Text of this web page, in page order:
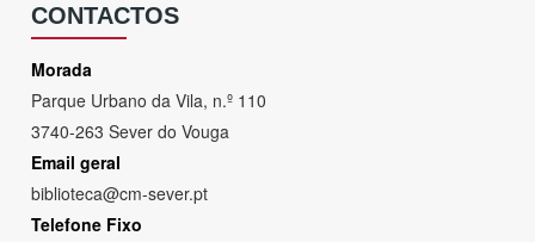
CONTACTOS
Morada
Parque Urbano da Vila, n.º 110
3740-263 Sever do Vouga
Email geral
biblioteca@cm-sever.pt
Telefone Fixo